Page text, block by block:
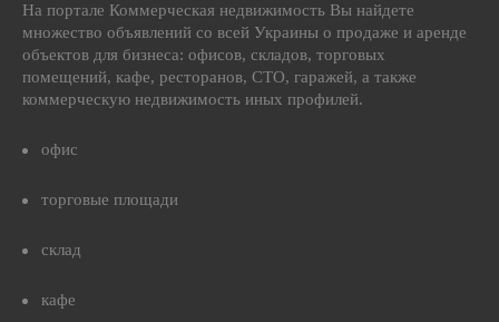
На портале Коммерческая недвижимость Вы найдете
множество объявлений со всей Украины о продаже и аренде
объектов для бизнеса: офисов, складов, торговых
помещений, кафе, ресторанов, СТО, гаражей, а также
коммерческую недвижимость иных профилей.
офис
торговые площади
склад
кафе